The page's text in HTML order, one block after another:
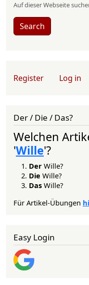
Auf dieser Webseite
Search
User account menu
Register Log in
Der / Die / Das?
Welchen
'Wille'?
Der Wille?
Die Wille?
Das Wille?
Für Artikel-Übungen
Easy Login